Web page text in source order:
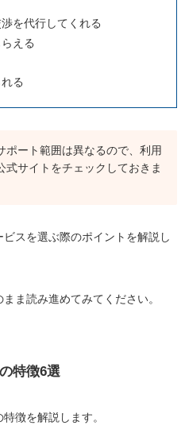
る方によくある質問
を代行してくれる
える
る
ポート範囲は異なるので、利用
式サイトをチェックしておきま
スを選ぶ際のポイントを解説し
ま読み進めてみてください。
特徴6選
徴を解説します。